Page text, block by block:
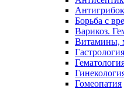
Антигрибок
Борьба с
Варикоз.
Витамины,
Гомеопатия